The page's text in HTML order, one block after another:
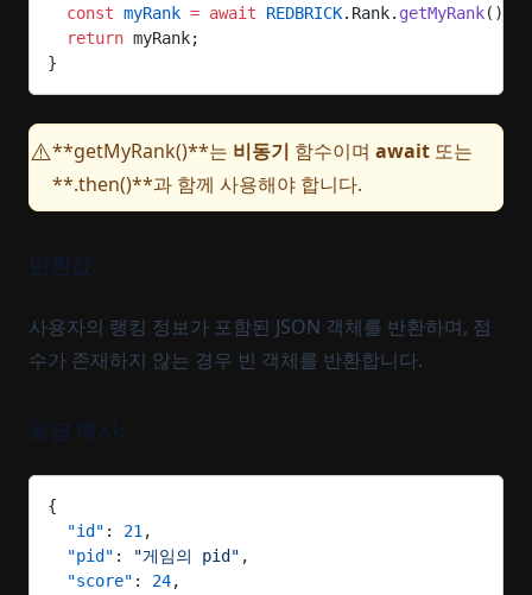
  const
myRank = await REDBRICK.Rank. getMyRank();
  return
myRank;
}
⚠️**getMyRank()**는 비동기 함수이며 await 또는
**.then()**과 함께 사용해야 합니다.
반환값:
사용자의 랭킹 정보가 포함된 JSON 객체를 반환하며, 점
수가 존재하지 않는 경우 빈 객체를 반환합니다.
응답 예시:
{
  "id"
: 21,
  "pid"
: "게임의 pid" ,
  "score"
: 24,